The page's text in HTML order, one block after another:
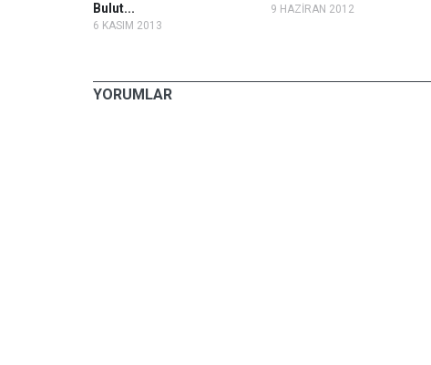
Bulut...
6 KASIM 2013
9 HAZİRAN 2012
YORUMLAR